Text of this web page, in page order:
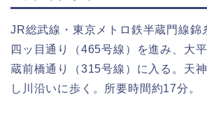
JR総武線・東京メトロ鉄半蔵門線錦
四ッ目通り（465号線）を進み、大
蔵前橋通り（315号線）に入る。天
し川沿いに歩く。所要時間約17分。